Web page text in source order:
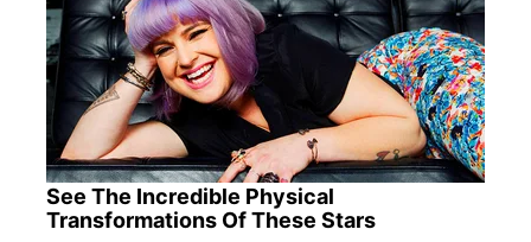
See The Incredible Physical
Transformations Of These Stars